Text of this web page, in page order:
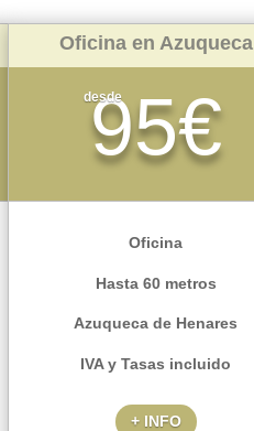
Oficina en Azuqueca
desde
95€
Oficina
Hasta 60 metros
Azuqueca de Henares
IVA y Tasas incluido
+ INFO